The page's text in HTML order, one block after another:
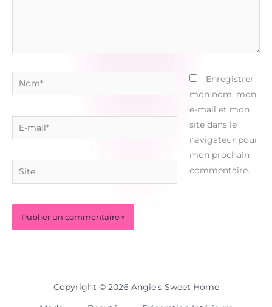
Nom*
E-
mail*
Site
Enregistrer
mon nom, mon
e-mail et mon
site dans le
navigateur pour
mon prochain
commentaire.
Copyright © 2026 Angie's Sweet Home